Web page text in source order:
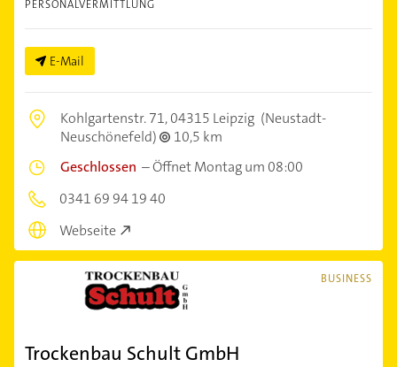
PERSONALVERMITTLUNG
E-Mail
Kohlgartenstr. 71,04315 Leipzig (Neustadt-
Neuschönefeld)
10,5 km
Geschlossen –Öffnet Montag um 08:00
0341 69 94 19 40
Webseite
BUSINESS
Trockenbau Schult GmbH